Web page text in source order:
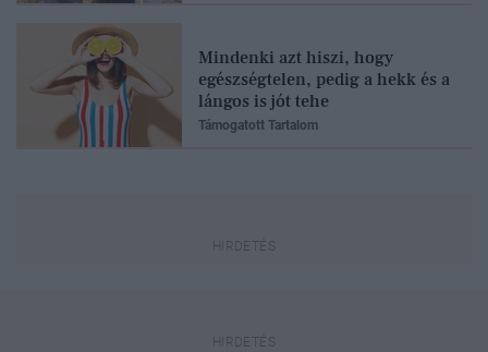
Mindenki azt hiszi, hogy
egészségtelen, pedig a hekk és a
lángos is jót tehe
Támogatott Tartalom